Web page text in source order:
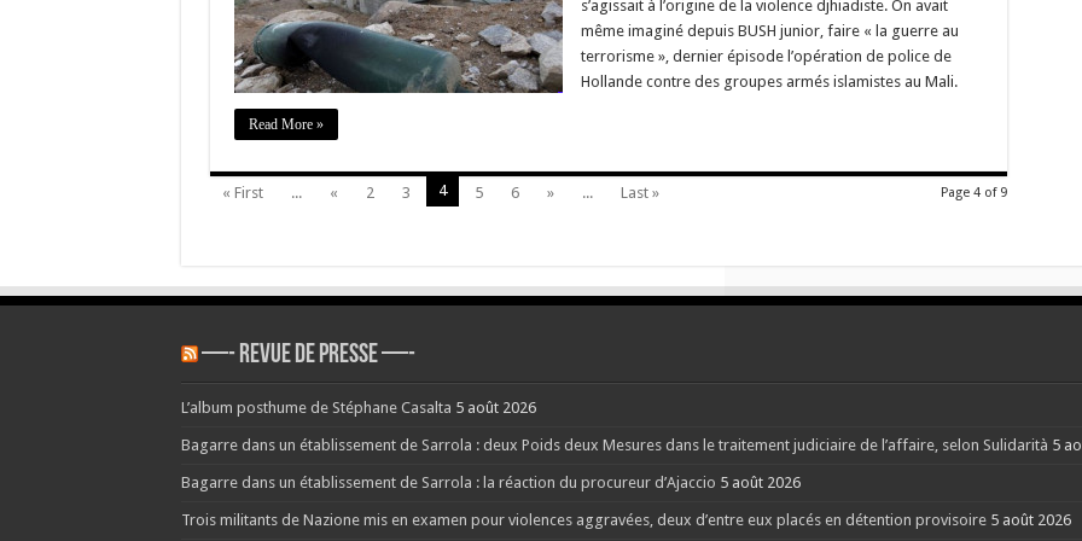
«
s’agissait à l’origine de la violence djhiadiste. On avait
même imaginé depuis BUSH junior, faire « la guerre au
terrorisme », dernier épisode l’opération de police de
Hollande contre des groupes armés islamistes au Mali.
Read More »
Page 4 of 9
« First ... « 2 3 4 5 6 » ... Last »
—- REVUE DE PRESSE —-
L’album posthume de Stéphane Casalta 5 août 2026
Bagarre dans un établissement de Sarrola : deux Poids deux Mesures dans le traitement judiciaire de l’affaire, selon Sulidarità 5
Bagarre dans un établissement de Sarrola : la réaction du procureur d’Ajaccio 5 août 2026
Trois militants de Nazione mis en examen pour violences aggravées, deux d’entre eux placés en détention provisoire 5 août 2026